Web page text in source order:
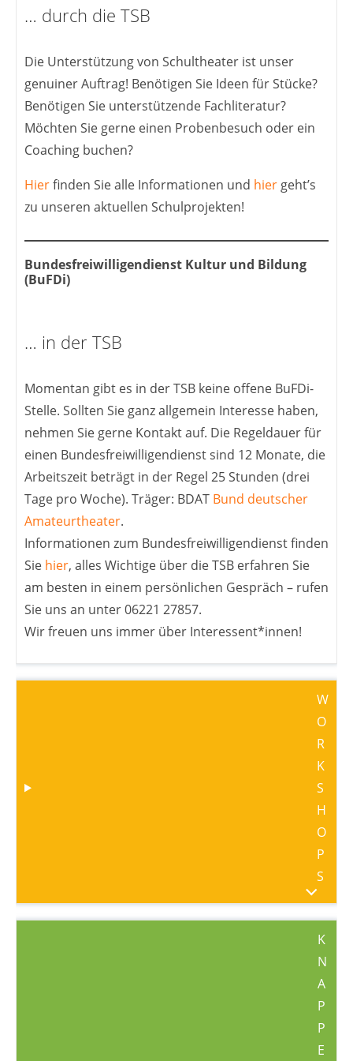
… durch die TSB
Die Unterstützung von Schultheater ist unser
genuiner Auftrag! Benötigen Sie Ideen für Stücke?
Benötigen Sie unterstützende Fachliteratur?
Möchten Sie gerne einen Probenbesuch oder ein
Coaching buchen?
Hierfinden Sie alle Informationen und hier geht’s
zu unseren aktuellen Schulprojekten!
Bundesfreiwilligendienst Kultur und Bildung
(BuFDi)
… in der TSB
Momentan gibt es in der TSB keine offene BuFDi-
Stelle. Sollten Sie ganz allgemein Interesse haben,
nehmen Sie gerne Kontakt auf. Die Regeldauer für
einen Bundesfreiwilligendienst sind 12 Monate, die
Arbeitszeit beträgt in der Regel 25 Stunden (drei
Tage pro Woche). Träger: BDAT Bund deutscher
Amateurtheater.
Informationen zum Bundesfreiwilligendienst finden
Sie hier, alles Wichtige über die TSB erfahren Sie
am besten in einem persönlichen Gespräch – rufen
Sie uns an unter 06221 27857.
Wir freuen uns immer über Interessent*innen!
W
O
R
K
S
H
O
P
S
K
N
A
P
P
E